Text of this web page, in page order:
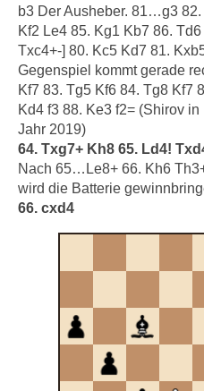
b3 Der Ausheber. 81…g3
Kf2 Le4 85. Kg1 Kb7 86.
Txc4+-] 80. Kc5 Kd7 81.
Gegenspiel kommt gerade
Kf7 83. Tg5 Kf6 84. Tg8 Kf7
Kd4 f3 88. Ke3 f2= (Shirov
Jahr 2019)
64. Txg7+ Kh8 65. Ld4!
Nach 65…Le8+ 66. Kh6
wird die Batterie
66. cxd4